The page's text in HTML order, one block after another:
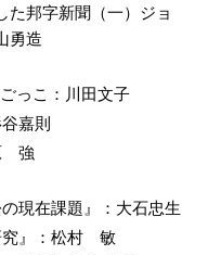
た邦字新聞（一）ジョ
勇造
っこ：川田文子
嘉則
強
現在課題』：大石忠生
究』：松村 敏